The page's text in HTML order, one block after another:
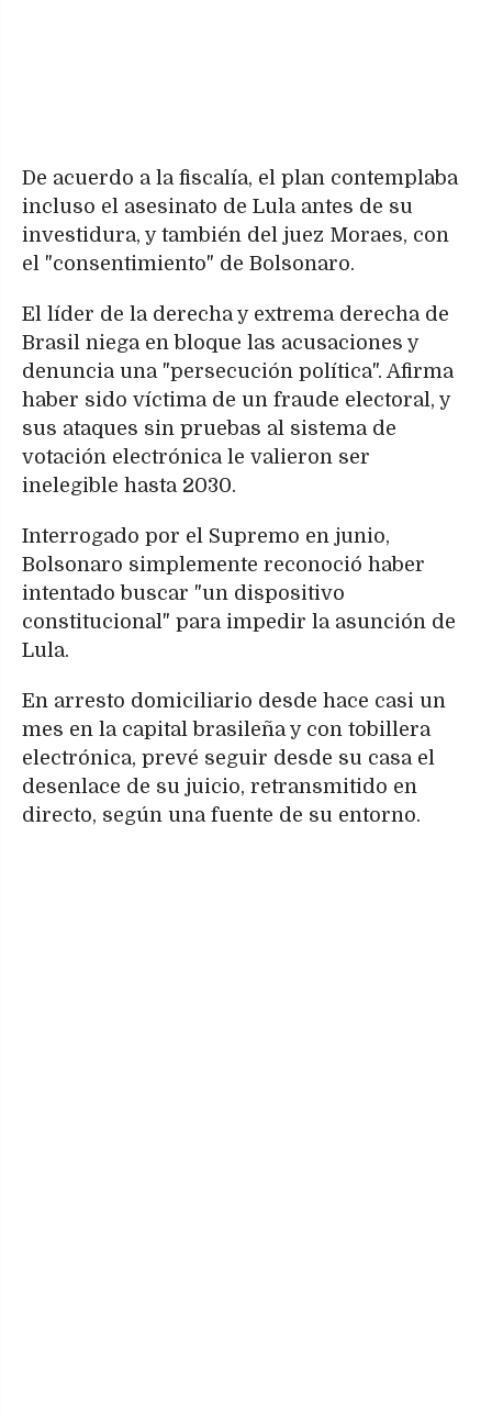
De acuerdo a la fiscalía, el plan contemplaba
incluso el asesinato de Lula antes de su
investidura, y también del juez Moraes, con
el "consentimiento" de Bolsonaro.
El líder de la derecha y extrema derecha de
Brasil niega en bloque las acusaciones y
denuncia una "persecución política". Afirma
haber sido víctima de un fraude electoral, y
sus ataques sin pruebas al sistema de
votación electrónica le valieron ser
inelegible hasta 2030.
Interrogado por el Supremo en junio,
Bolsonaro simplemente reconoció haber
intentado buscar "un dispositivo
constitucional" para impedir la asunción de
Lula.
En arresto domiciliario desde hace casi un
mes en la capital brasileña y con tobillera
electrónica, prevé seguir desde su casa el
desenlace de su juicio, retransmitido en
directo, según una fuente de su entorno.